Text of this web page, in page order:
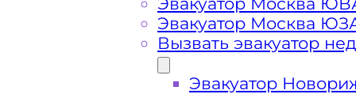
Стоимость
Эвакуатор Москва
Вызвать эвакуатор
Эвакуатор